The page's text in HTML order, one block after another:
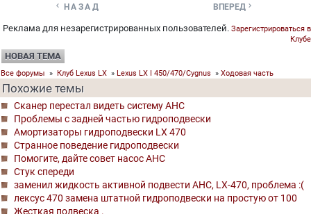
 НАЗАД ВПЕРЕД 
Реклама для незарегистрированных пользователей. Зарегистрироваться в
Клубе
НОВАЯ ТЕМА
Все форумы » Клуб Lexus LX » Lexus LX I 450/470/Cygnus » Ходовая часть
Похожие темы
Сканер перестал видеть систему AHC
Проблемы с задней частью гидроподвески
Амортизаторы гидроподвески LX 470
Странное поведение гидроподвески
Помогите, дайте совет насос AHC
Стук спереди
заменил жидкость активной подвести AHC, LX-470, проблема :(
лексус 470 замена штатной гидроподвески на простую от 100
Жесткая подвеска .